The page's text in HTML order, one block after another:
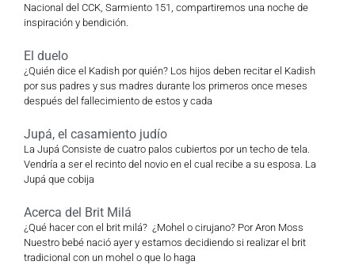
Nacional del CCK, Sarmiento 151, compartiremos una noche de
inspiración y bendición.
El duelo
¿Quién dice el Kadish por quién? Los hijos deben recitar el Kadish
por sus padres y sus madres durante los primeros once meses
después del fallecimiento de estos y cada
Jupá, el casamiento judío
La Jupá Consiste de cuatro palos cubiertos por un techo de tela.
Vendría a ser el recinto del novio en el cual recibe a su esposa. La
Jupá que cobija
Acerca del Brit Milá
¿Qué hacer con el brit milá? ¿Mohel o cirujano? Por Aron Moss
Nuestro bebé nació ayer y estamos decidiendo si realizar el brit
tradicional con un mohel o que lo haga